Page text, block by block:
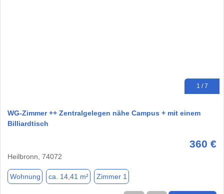
1 / 7
WG-Zimmer ++ Zentralgelegen nähe Campus + mit einem
Billiardtisch
360 €
Heilbronn, 74072
Wohnung ca. 14,41 m² Zimmer 1